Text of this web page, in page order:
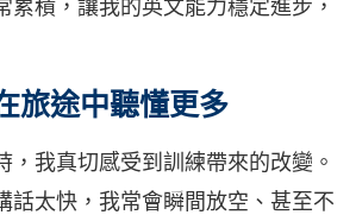
累積，讓我的英文能力穩定進步，
旅途中聽懂更多
，我真切感受到訓練帶來的改變。
話太快，我常會瞬間放空、甚至不